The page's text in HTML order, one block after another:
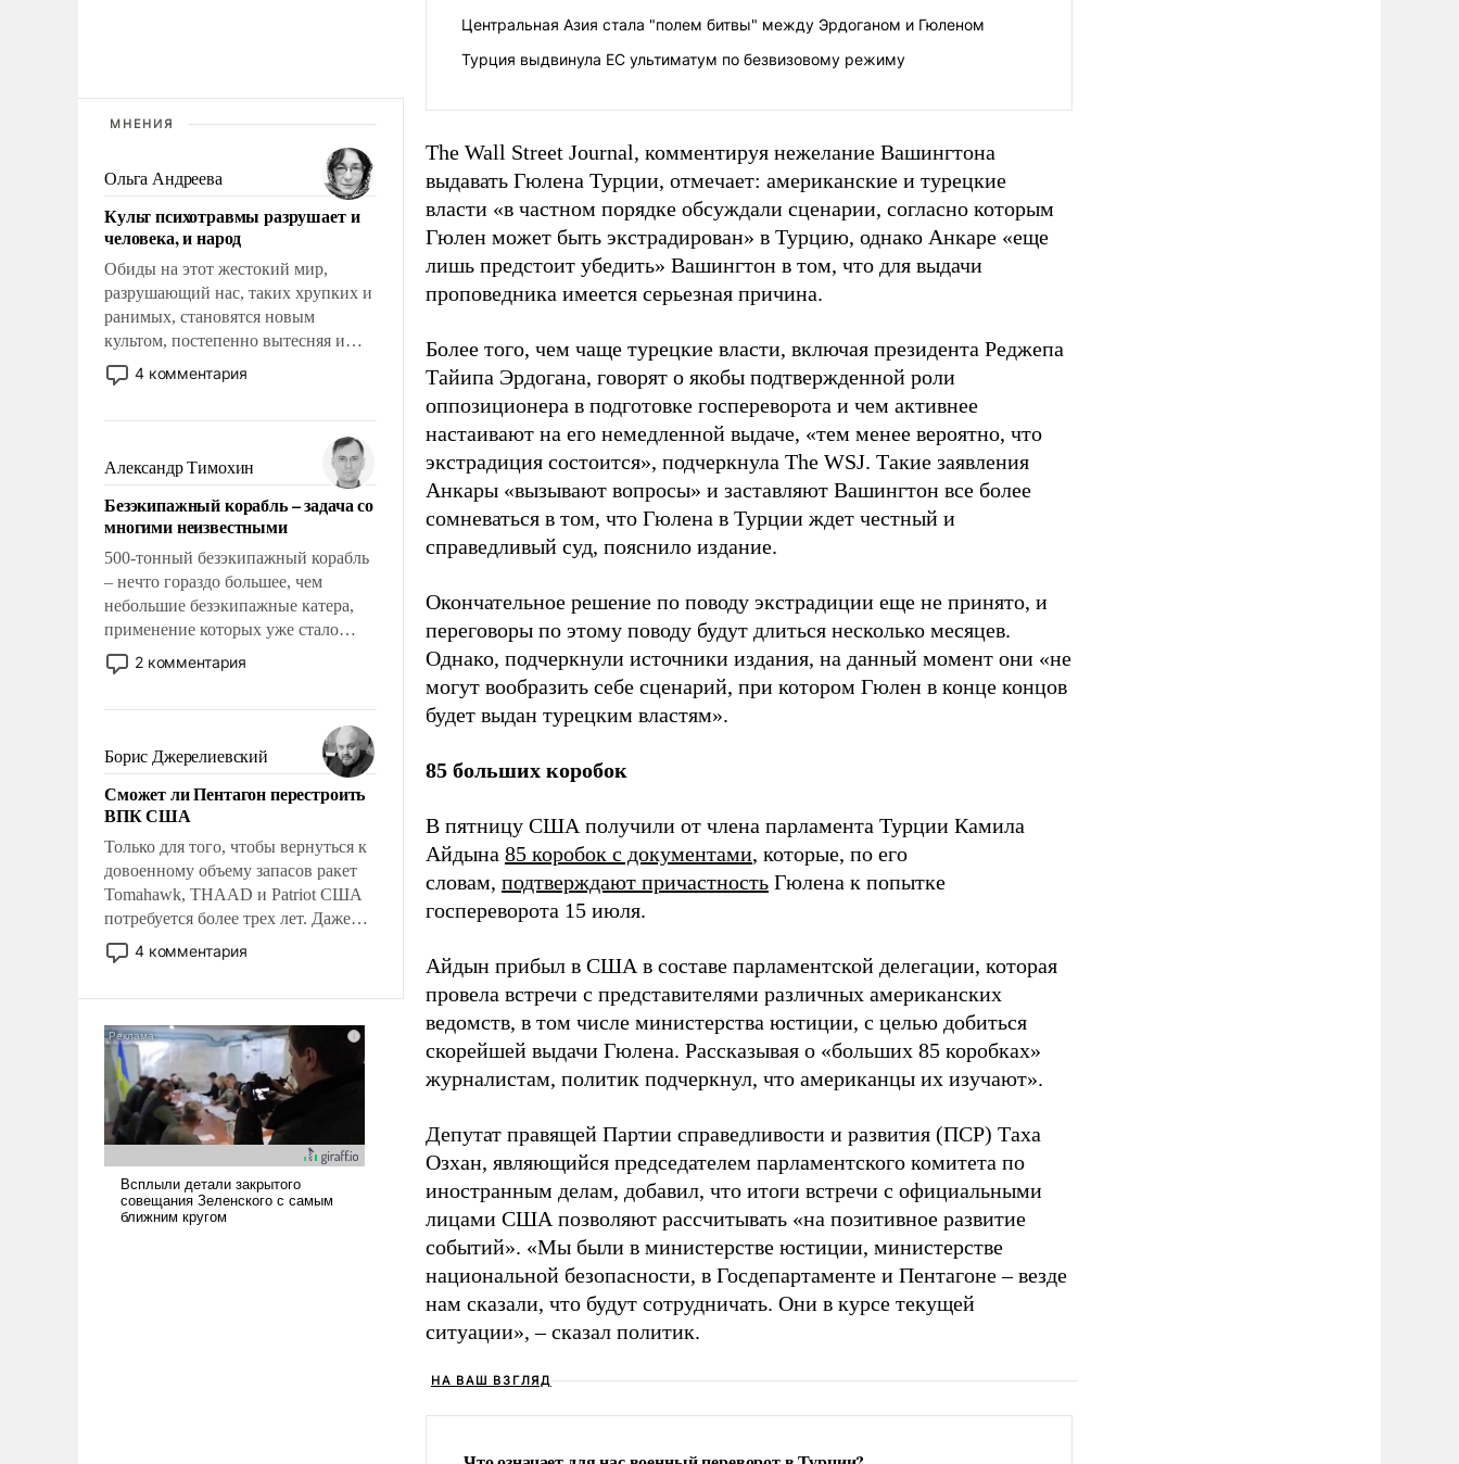
МНЕНИЯ
Ольга Андреева
Культ психотравмы разрушает и
человека, и народ
Обиды на этот жестокий мир,
разрушающий нас, таких хрупких и
ранимых, становятся новым
культом, постепенно вытесняя и
отменяя традиционное требование к
человеку – быть мужественным и
на себя ответственность, помогать
слабым, идти вперед и
адаптироваться.
4 комментария
Александр Тимохин
Безэкипажный корабль – задача со
многими неизвестными
500-тонный безэкипажный корабль
– нечто гораздо большее, чем
небольшие безэкипажные катера,
применение которых уже стало
обыденностью. Задача по созданию
такого корабля очень сложна и
реализация радикально поднимет
наши боевые возможности.
2 комментария
Борис Джерелиевский
Сможет ли Пентагон перестроить
ВПК США
Только для того, чтобы вернуться к
довоенному объему запасов ракет
Tomahawk, THAAD и Patriot США
потребуется более трех лет. Даже
небольшая война с Ираном
опустошила американские
уязвимости США, например, перед
Китаем.
4 комментария
Центральная Азия стала "полем битвы" между Эрдоганом и Гюленом
Турция выдвинула ЕС ультиматум по безвизовому режиму
The Wall Street Journal, комментируя нежелание Вашингтона
выдавать Гюлена Турции, отмечает: американские и турецкие
власти «в частном порядке обсуждали сценарии, согласно которым
Гюлен может быть экстрадирован» в Турцию, однако Анкаре «еще
лишь предстоит убедить» Вашингтон в том, что для выдачи
проповедника имеется серьезная причина.
Более того, чем чаще турецкие власти, включая президента Реджепа
Тайипа Эрдогана, говорят о якобы подтвержденной роли
оппозиционера в подготовке госпереворота и чем активнее
настаивают на его немедленной выдаче, «тем менее вероятно, что
экстрадиция состоится», подчеркнула The WSJ. Такие заявления
Анкары «вызывают вопросы» и заставляют Вашингтон все более
сомневаться в том, что Гюлена в Турции ждет честный и
справедливый суд, пояснило издание.
Окончательное решение по поводу экстрадиции еще не принято, и
переговоры по этому поводу будут длиться несколько месяцев.
Однако, подчеркнули источники издания, на данный момент они «не
могут вообразить себе сценарий, при котором Гюлен в конце концов
будет выдан турецким властям».
85 больших коробок
В пятницу США получили от члена парламента Турции Камила
Айдына 85 коробок с документами, которые, по его
словам, подтверждают причастность Гюлена к попытке
госпереворота 15 июля.
Айдын прибыл в США в составе парламентской делегации, которая
провела встречи с представителями различных американских
ведомств, в том числе министерства юстиции, с целью добиться
скорейшей выдачи Гюлена. Рассказывая о «больших 85 коробках»
журналистам, политик подчеркнул, что американцы их изучают».
Депутат правящей Партии справедливости и развития (ПСР) Таха
Озхан, являющийся председателем парламентского комитета по
иностранным делам, добавил, что итоги встречи с официальными
лицами США позволяют рассчитывать «на позитивное развитие
событий». «Мы были в министерстве юстиции, министерстве
национальной безопасности, в Госдепартаменте и Пентагоне – везде
нам сказали, что будут сотрудничать. Они в курсе текущей
ситуации», – сказал политик.
НА ВАШ ВЗГЛЯД